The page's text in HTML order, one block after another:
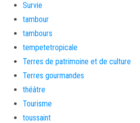
Survie
tambour
tambours
tempetetropicale
Terres de patrimoine et de culture
Terres gourmandes
théâtre
Tourisme
toussaint